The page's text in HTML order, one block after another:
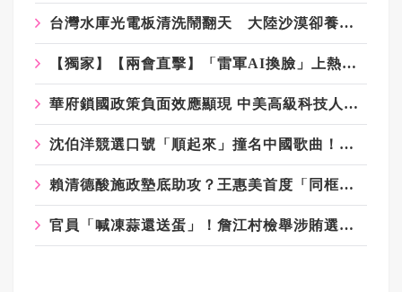
台灣水庫光電板清洗鬧翻天 大陸沙漠卻養出「光伏羊」 還整廠輸出紐西蘭
【獨家】【兩會直擊】「雷軍AI換臉」上熱搜 中科院士陳松蹊：要善加規畫法令
華府鎖國政策負面效應顯現 中美高級科技人才數量逆轉
沈伯洋競選口號「順起來」撞名中國歌曲！粉專：想統戰台灣人？
賴清德酸施政墊底助攻？王惠美首度「同框」魏平政 藍營彰化破冰現曙光
官員「喊凍蒜還送蛋」！詹江村檢舉涉賄選 黃世杰競辦：扭曲事實